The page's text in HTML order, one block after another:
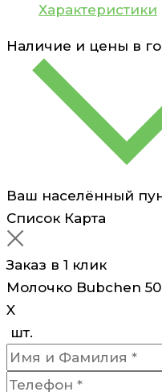
Характеристики
Наличие и цены в
Ваш населённый
Список Карта
Заказ в 1 клик
Молочко Bubchen
X
шт.